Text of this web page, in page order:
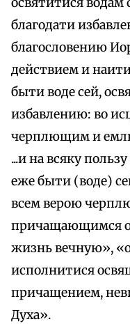
благодати
благословению
действием и
быти воде сей,
избавлению: во
черплющим и
...и на всяку
еже быти (воде)
всем верою
причащающимся
жизнь вечную»,
исполнитися
причащением,
Духа».